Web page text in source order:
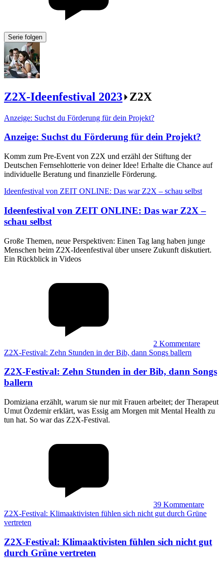
Serie folgen
Z2X-Ideenfestival 2023 Z2X
Anzeige: Suchst du Förderung für dein Projekt?
Anzeige: Suchst du Förderung für dein Projekt?
Komm zum Pre-Event von Z2X und erzähl der Stiftung der
Deutschen Fernsehlotterie von deiner Idee! Erhalte die Chance auf
individuelle Beratung und finanzielle Förderung.
Ideenfestival von ZEIT ONLINE: Das war Z2X – schau selbst
Ideenfestival von ZEIT ONLINE: Das war Z2X –
schau selbst
Große Themen, neue Perspektiven: Einen Tag lang haben junge
Menschen beim Z2X-Ideenfestival über unsere Zukunft diskutiert.
Ein Rückblick in Videos
2 Kommentare
Z2X-Festival: Zehn Stunden in der Bib, dann Songs ballern
Z2X-Festival: Zehn Stunden in der Bib, dann Songs
ballern
Domiziana erzählt, warum sie nur mit Frauen arbeitet; der Therapeut
Umut Özdemir erklärt, was Essig am Morgen mit Mental Health zu
tun hat. So war das Z2X-Festival.
39 Kommentare
Z2X-Festival: Klimaaktivisten fühlen sich nicht gut durch Grüne
vertreten
Z2X-Festival: Klimaaktivisten fühlen sich nicht gut
durch Grüne vertreten